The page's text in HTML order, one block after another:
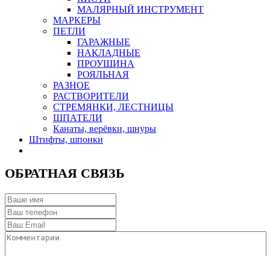
МАЛЯРНЫЙ ИНСТРУМЕНТ
МАРКЕРЫ
ПЕТЛИ
ГАРАЖНЫЕ
НАКЛАДНЫЕ
ПРОУШИНА
РОЯЛЬНАЯ
РАЗНОЕ
РАСТВОРИТЕЛИ
СТРЕМЯНКИ, ЛЕСТНИЦЫ
ШПАТЕЛИ
Канаты, верёвки, шнуры
Штифты, шпонки
ОБРАТНАЯ СВЯЗЬ